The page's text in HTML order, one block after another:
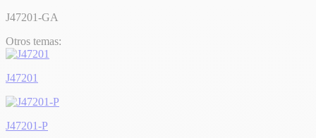
J47201-GA
Otros temas:
J47201
J47201-P